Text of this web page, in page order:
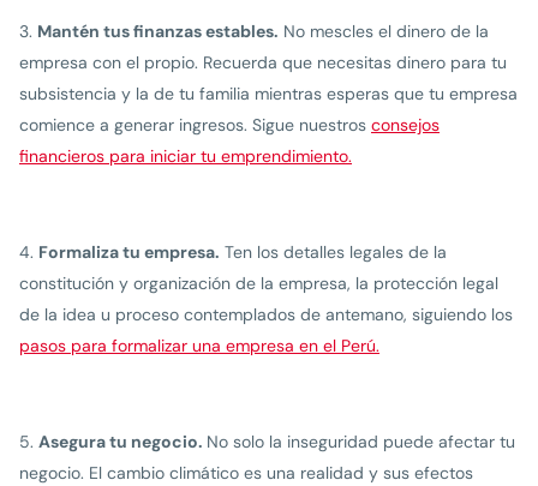
Mantén tus finanzas estables. No mescles el dinero de la
empresa con el propio. Recuerda que necesitas dinero para tu
subsistencia y la de tu familia mientras esperas que tu empresa
comience a generar ingresos. Sigue nuestros consejos
financieros para iniciar tu emprendimiento.
Formaliza tu empresa. Ten los detalles legales de la
constitución y organización de la empresa, la protección legal
de la idea u proceso contemplados de antemano, siguiendo los
pasos para formalizar una empresa en el Perú.
Asegura tu negocio. No solo la inseguridad puede afectar tu
negocio. El cambio climático es una realidad y sus efectos